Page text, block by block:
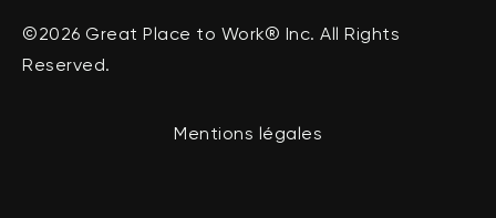
©2026 Great Place to Work® Inc. All Rights
Reserved.
Mentions légales